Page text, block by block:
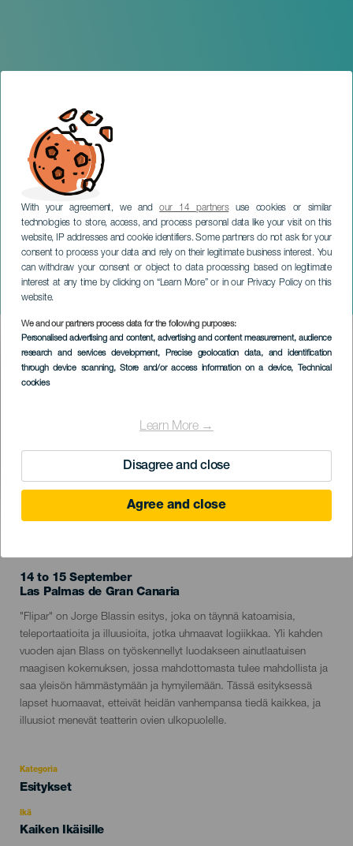
With your agreement, we andour 14 partnersuse cookies or similar
technologies to store, access, and process personal data like your visit on this
website, IP addresses and cookie identifiers. Some partners do not ask for your
consent to process your data and rely on their legitimate business interest. You
can withdraw your consent or object to data processing based on legitimate
interest at any time by clicking on “Learn More” or in our Privacy Policy on this
website.
We and our partners process data for the following purposes:
Personalised advertising and content, advertising and content measurement, audience
research and services development, Precise geolocation data, and identification
through device scanning, Store and/or access information on a device, Technical
cookies
Learn More →
Disagree and close
Agree and close
Flipar: Jorge Blassin esitys
GRAN CANARIA
Imagen
Listado
14 to 15 September
Localidad
Las Palmas de Gran Canaria
Descripción
del
evento
"Flipar" on Jorge Blassin esitys, joka on täynnä katoamisia,
teleportaatioita ja illuusioita, jotka uhmaavat logiikkaa. Yli kahden
vuoden ajan Blass on työskennellyt luodakseen ainutlaatuisen
maagisen kokemuksen, jossa mahdottomasta tulee mahdollista ja
saa yleisön hämmästymään ja hymyilemään. Tässä esityksessä
lapset huomaavat, etteivät heidän vanhempansa tiedä kaikkea, ja
illuusiot menevät teatterin ovien ulkopuolelle.
Kategoria
Categoría
evento
Esitykset
Ikä
Edad
Kaiken Ikäisille